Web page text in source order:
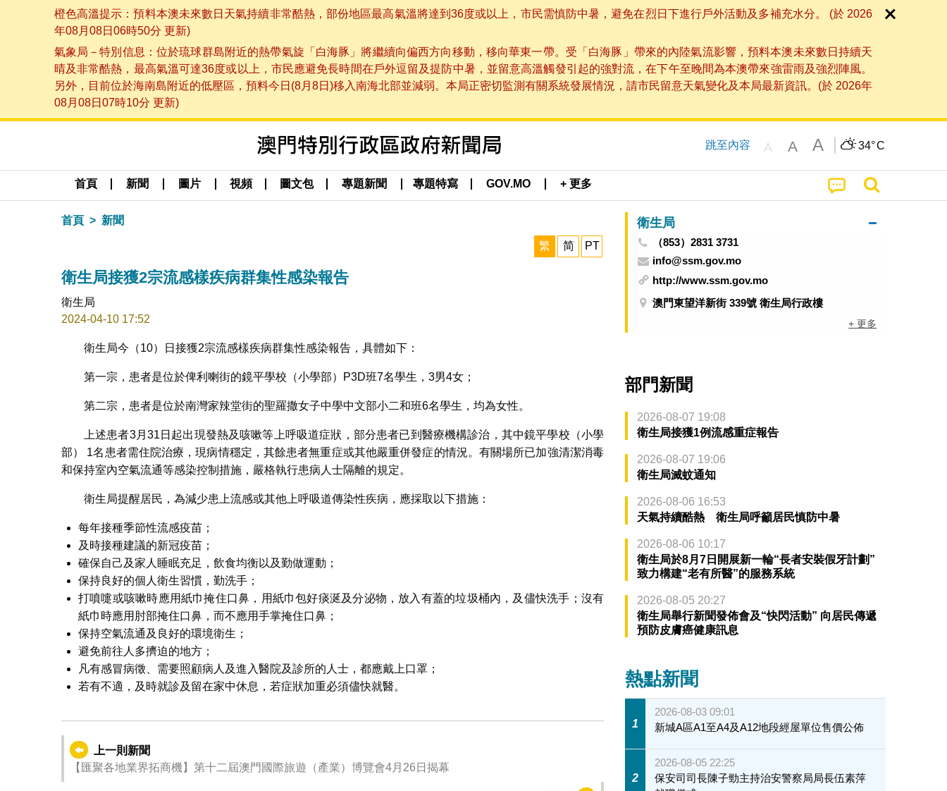
橙色高溫提示：預料本澳未來數日天氣持續非常酷熱，部份地區最高氣溫將達到36度或以上，市民需慎防中暑，避免在烈日下進行戶外活動及多補充水分。 (於 2026
年08月08日06時50分 更新)
氣象局－特別信息：位於琉球群島附近的熱帶氣旋「白海豚」將繼續向偏西方向移動，移向華東一帶。受「白海豚」帶來的內陸氣流影響，預料本澳未來數日持續天
晴及非常酷熱，最高氣溫可達36度或以上，市民應避免長時間在戶外逗留及提防中暑，並留意高溫觸發引起的強對流，在下午至晚間為本澳帶來強雷雨及強烈陣風。
另外，目前位於海南島附近的低壓區，預料今日(8月8日)移入南海北部並減弱。本局正密切監測有關系統發展情況，請市民留意天氣變化及本局最新資訊。(於 2026年
08月08日07時10分 更新)
跳至內容 A A A 34°C
首頁 新聞 圖片 視頻 圖文包 專題新聞 專題特寫 GOV.MO + 更多
首頁 新聞
繁 简 PT
衛生局接獲2宗流感樣疾病群集性感染報告
衛生局
2024-04-10 17:52
衛生局今（10）日接獲2宗流感樣疾病群集性感染報告，具體如下：
第一宗，患者是位於俾利喇街的鏡平學校（小學部）P3D班7名學生，3男4女；
第二宗，患者是位於南灣家辣堂街的聖羅撒女子中學中文部小二和班6名學生，均為女性。
上述患者3月31日起出現發熱及咳嗽等上呼吸道症狀，部分患者已到醫療機構診治，其中鏡平學校（小學
部） 1名患者需住院治療，現病情穩定，其餘患者無重症或其他嚴重併發症的情況。有關場所已加強清潔消毒
和保持室內空氣流通等感染控制措施，嚴格執行患病人士隔離的規定。
衛生局提醒居民，為減少患上流感或其他上呼吸道傳染性疾病，應採取以下措施：
每年接種季節性流感疫苗；
及時接種建議的新冠疫苗；
確保自己及家人睡眠充足，飲食均衡以及勤做運動；
保持良好的個人衛生習慣，勤洗手；
打噴嚏或咳嗽時應用紙巾掩住口鼻，用紙巾包好痰涎及分泌物，放入有蓋的垃圾桶內，及儘快洗手；沒有
紙巾時應用肘部掩住口鼻，而不應用手掌掩住口鼻；
保持空氣流通及良好的環境衛生；
避免前往人多擠迫的地方；
凡有感冒病徵、需要照顧病人及進入醫院及診所的人士，都應戴上口罩；
若有不適，及時就診及留在家中休息，若症狀加重必須儘快就醫。
上一則新聞
【匯聚各地業界拓商機】第十二屆澳門國際旅遊（產業）博覽會4月26日揭幕
衛生局
（853）2831 3731
info@ssm.gov.mo
http://www.ssm.gov.mo
澳門東望洋新街 339號 衛生局行政樓
+ 更多
部門新聞
2026-08-07 19:08
衛生局接獲1例流感重症報告
2026-08-07 19:06
衛生局滅蚊通知
2026-08-06 16:53
天氣持續酷熱 衛生局呼籲居民慎防中暑
2026-08-06 10:17
衛生局於8月7日開展新一輪“長者安裝假牙計劃”
致力構建“老有所醫”的服務系統
2026-08-05 20:27
衛生局舉行新聞發佈會及“快閃活動” 向居民傳遞
預防皮膚癌健康訊息
熱點新聞
1
2026-08-03 09:01
新城A區A1至A4及A12地段經屋單位售價公佈
2
2026-08-05 22:25
保安司司長陳子勁主持治安警察局局長伍素萍